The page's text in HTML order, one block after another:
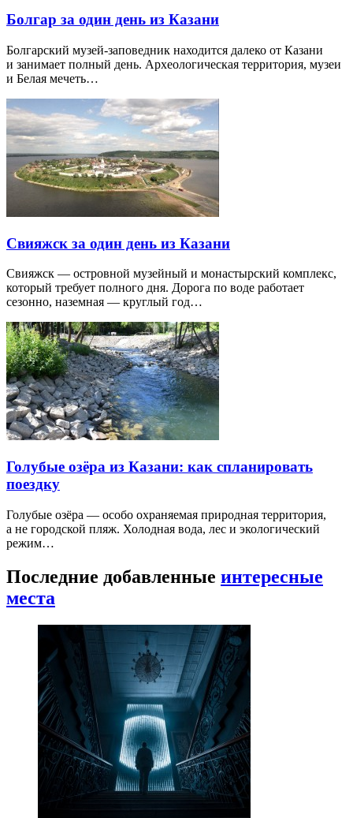
Болгар за один день из Казани
Болгарский музей-заповедник находится далеко от Казани
и занимает полный день. Археологическая территория, музеи
и Белая мечеть…
Свияжск за один день из Казани
Свияжск — островной музейный и монастырский комплекс,
который требует полного дня. Дорога по воде работает
сезонно, наземная — круглый год…
Голубые озёра из Казани: как спланировать
поездку
Голубые озёра — особо охраняемая природная территория,
а не городской пляж. Холодная вода, лес и экологический
режим…
Последние добавленные интересные
места